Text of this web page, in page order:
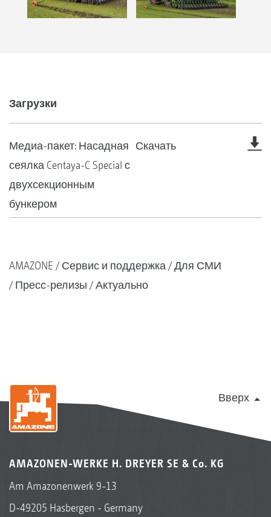
Загрузки
Медиа-пакет: Насадная
сеялка Centaya-C Special с
двухсекционным
бункером
Скачать
AMAZONE Сервис и поддержка
Для СМИ
Пресс-релизы
Актуально
Вверх
AMAZONEN-WERKE H. DREYER SE & Co. KG
Am Amazonenwerk 9-13
D-49205 Hasbergen - Germany